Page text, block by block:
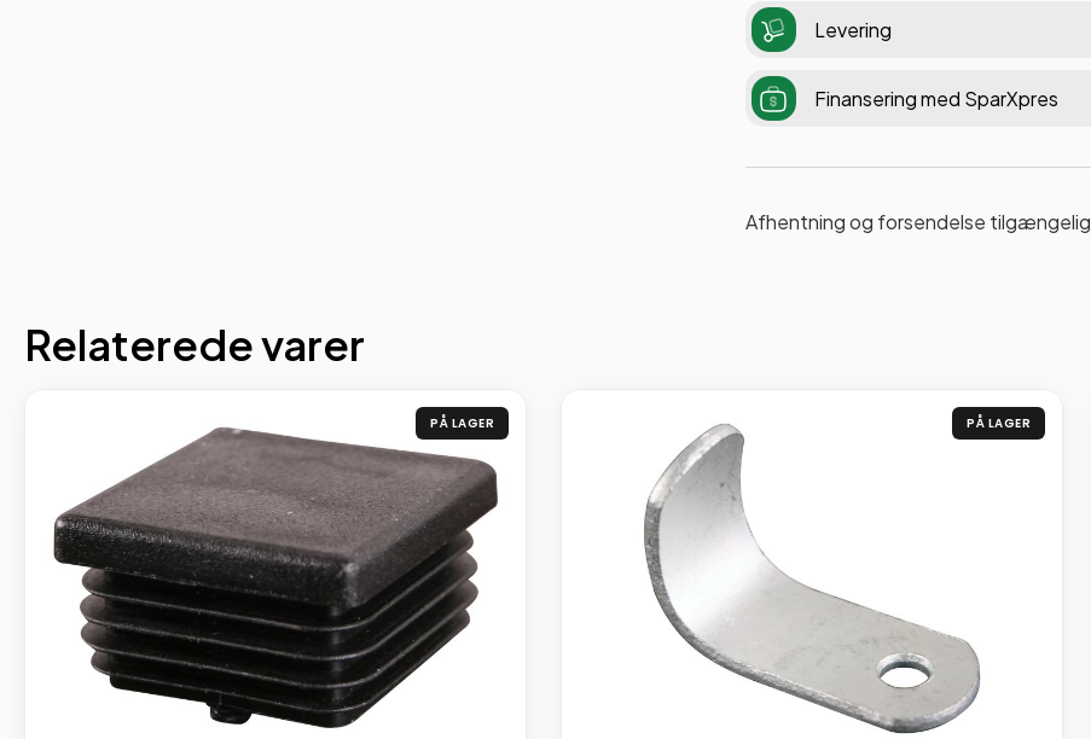
Levering
Finansering med SparXpres
Afhentning og forsendelse tilgængelig
Relaterede varer
PÅ LAGER PÅ LAGER